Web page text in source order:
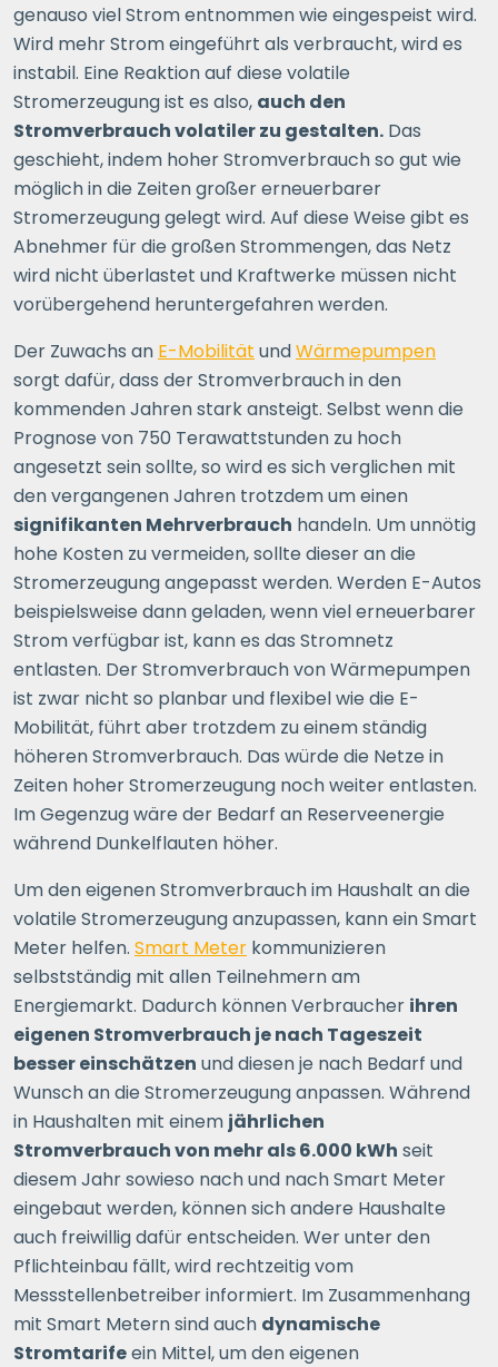
genauso viel Strom entnommen wie eingespeist wird.
Wird mehr Strom eingeführt als verbraucht, wird es
instabil. Eine Reaktion auf diese volatile
Stromerzeugung ist es also, auch den
Stromverbrauch volatiler zu gestalten. Das
geschieht, indem hoher Stromverbrauch so gut wie
möglich in die Zeiten großer erneuerbarer
Stromerzeugung gelegt wird. Auf diese Weise gibt es
Abnehmer für die großen Strommengen, das Netz
wird nicht überlastet und Kraftwerke müssen nicht
vorübergehend heruntergefahren werden.
Der Zuwachs an E-Mobilität undWärmepumpen
sorgt dafür, dass der Stromverbrauch in den
kommenden Jahren stark ansteigt. Selbst wenn die
Prognose von 750 Terawattstunden zu hoch
angesetzt sein sollte, so wird es sich verglichen mit
den vergangenen Jahren trotzdem um einen
signifikanten Mehrverbrauch handeln. Um unnötig
hohe Kosten zu vermeiden, sollte dieser an die
Stromerzeugung angepasst werden. Werden E-Autos
beispielsweise dann geladen, wenn viel erneuerbarer
Strom verfügbar ist, kann es das Stromnetz
entlasten. Der Stromverbrauch von Wärmepumpen
ist zwar nicht so planbar und flexibel wie die E-
Mobilität, führt aber trotzdem zu einem ständig
höheren Stromverbrauch. Das würde die Netze in
Zeiten hoher Stromerzeugung noch weiter entlasten.
Im Gegenzug wäre der Bedarf an Reserveenergie
während Dunkelflauten höher.
Um den eigenen Stromverbrauch im Haushalt an die
volatile Stromerzeugung anzupassen, kann ein Smart
Meter helfen. Smart Meter kommunizieren
selbstständig mit allen Teilnehmern am
Energiemarkt. Dadurch können Verbraucher ihren
eigenen Stromverbrauch je nach Tageszeit
besser einschätzen und diesen je nach Bedarf und
Wunsch an die Stromerzeugung anpassen. Während
in Haushalten mit einem jährlichen
Stromverbrauch von mehr als 6.000 kWh seit
diesem Jahr sowieso nach und nach Smart Meter
eingebaut werden, können sich andere Haushalte
auch freiwillig dafür entscheiden. Wer unter den
Pflichteinbau fällt, wird rechtzeitig vom
Messstellenbetreiber informiert. Im Zusammenhang
mit Smart Metern sind auch dynamische
Stromtarifeein Mittel, um den eigenen